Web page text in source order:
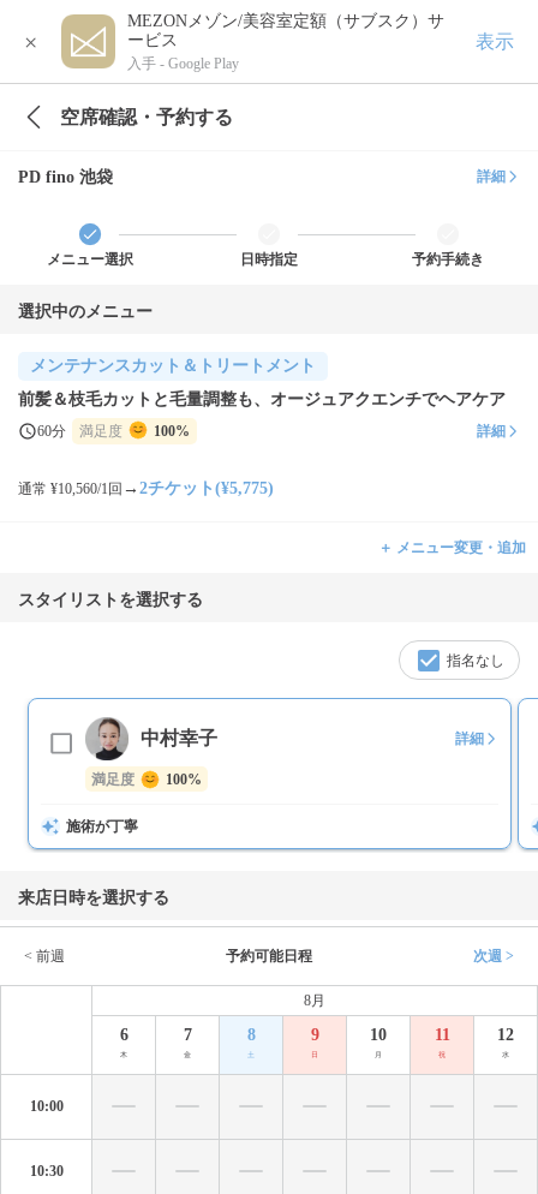
×
MEZONメゾン/美容室定額（サブスク）サ
ービス
入手 - Google Play
表示
空席確認・予約する
PD fino 池袋 詳細
メニュー選択 日時指定 予約手続き
選択中のメニュー
メンテナンスカット＆トリートメント
前髪＆枝毛カットと毛量調整も、オージュアクエンチでヘアケア
60分 満足度 100% 詳細
通常 ¥10,560/1回 → 2チケット(¥5,775)
＋ メニュー変更・追加
スタイリストを選択する
指名なし
中村幸子 詳細
満足度 100%
施術が丁寧
来店日時を選択する
< 前週 予約可能日程 次週 >
8月
6
木
7
金
8
土
9
日
10
月
11
祝
12
水
10:00
10:30